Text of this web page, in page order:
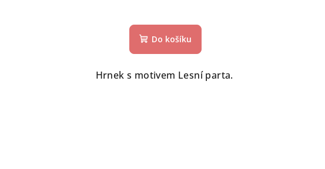
Do košíku
Hrnek s motivem Lesní parta.